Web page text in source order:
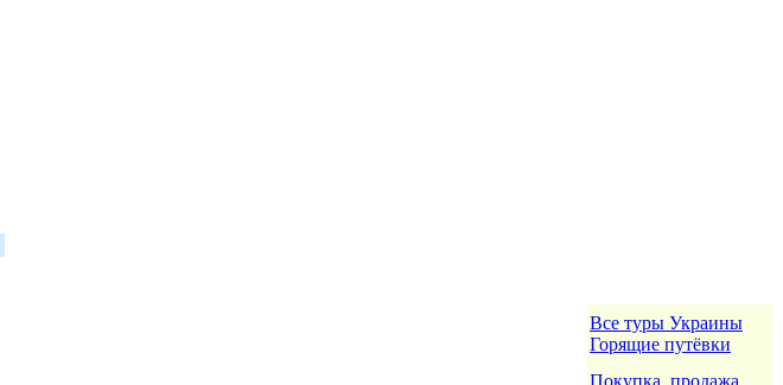
Все туры Украины
Горящие путёвки
Покупка, продажа